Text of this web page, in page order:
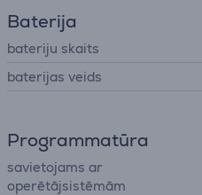
Baterija
bateriju skaits
baterijas veids
Programmatūra
savietojams ar
operētājsistēmām